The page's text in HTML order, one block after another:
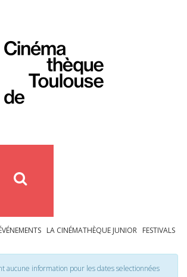
LA CINÉMATHÈQUE JUNIOR FESTIVALS
aucune information pour les dates selectionnées